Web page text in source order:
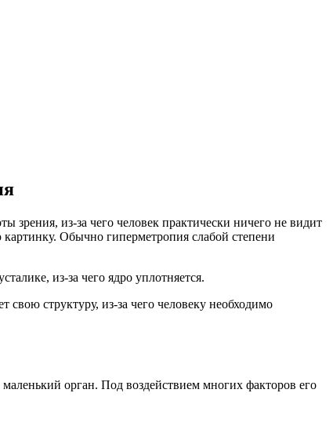
зрения, из-за чего человек практически ничего не видит
картинку. Обычно гиперметропия слабой степени
из-за чего ядро уплотняется.
структуру, из-за чего человеку необходимо
орган. Под воздействием многих факторов его